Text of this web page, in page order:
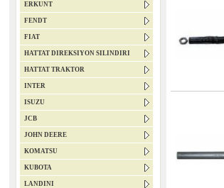
ERKUNT
FENDT
FIAT
HATTAT DIREKSIYON SILINDIRI
HATTAT TRAKTOR
INTER
ISUZU
JCB
JOHN DEERE
KOMATSU
KUBOTA
LANDINI